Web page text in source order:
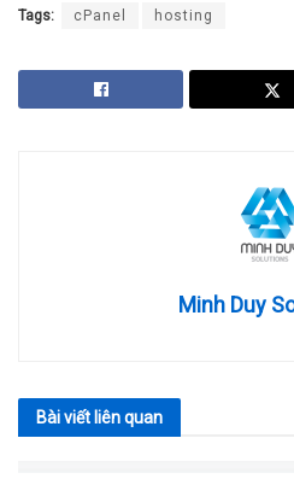
Tags: cPanel hosting
Minh Duy
Bài viết liên quan